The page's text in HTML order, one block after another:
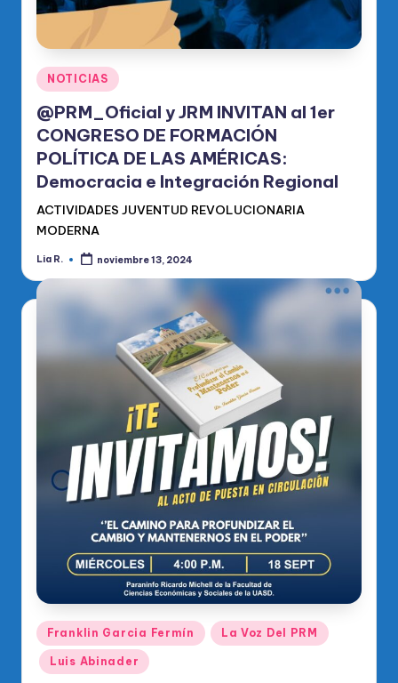
Publicado
en
NOTICIAS
@PRM_Oficial y JRM INVITAN al 1er
CONGRESO DE FORMACIÓN
POLÍTICA DE LAS AMÉRICAS:
Democracia e Integración Regional
ACTIVIDADES JUVENTUD REVOLUCIONARIA
MODERNA
Publicado
Lia R. noviembre 13, 2024
Publicado
en
Franklin Garcia Fermín La Voz Del PRM
Luis Abinader